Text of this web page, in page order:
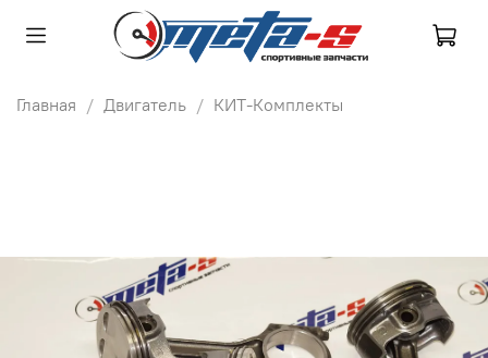
Главная Двигатель КИТ-Комплекты